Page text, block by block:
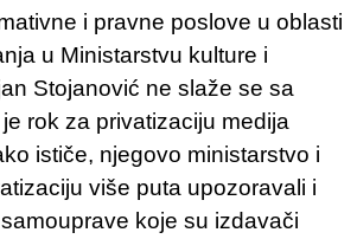
i pravne poslove u oblasti
u Ministarstvu kulture i
Stojanović ne slaže se sa
rok za privatizaciju medija
ističe, njegovo ministarstvo i
više puta upozoravali i
koje su izdavači